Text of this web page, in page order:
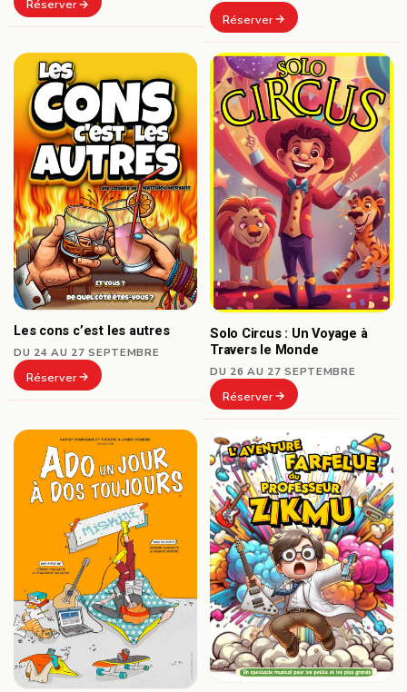
Réserver
Réserver
Les cons c’est les autres
DU 24 AU 27 SEPTEMBRE
Réserver
Solo Circus : Un Voyage à
Travers le Monde
DU 26 AU 27 SEPTEMBRE
Réserver